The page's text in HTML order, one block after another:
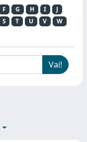
F G H I
J
S T U V
W